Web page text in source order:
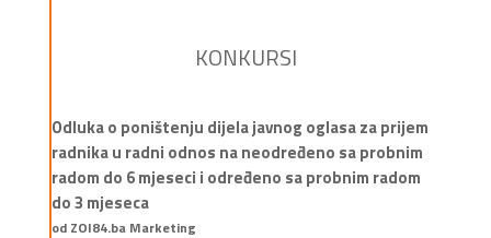
KONKURSI
Odluka o poništenju dijela javnog oglasa za prijem
radnika u radni odnos na neodređeno sa probnim
radom do 6 mjeseci i određeno sa probnim radom
do 3 mjeseca
od ZOI84.ba Marketing